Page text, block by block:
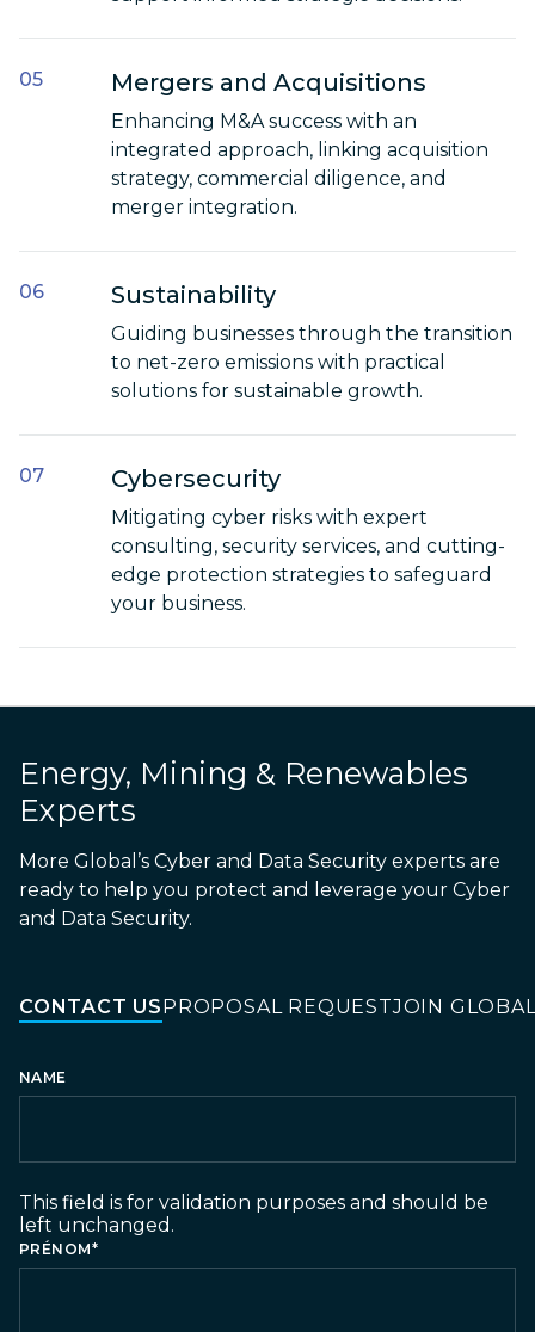
Mergers and Acquisitions
Enhancing M&A success with an
integrated approach, linking acquisition
strategy, commercial diligence, and
merger integration.
Sustainability
Guiding businesses through the transition
to net-zero emissions with practical
solutions for sustainable growth.
Cybersecurity
Mitigating cyber risks with expert
consulting, security services, and cutting-
edge protection strategies to safeguard
your business.
Energy, Mining & Renewables
Experts
More Global’s Cyber and Data Security experts are
ready to help you protect and leverage your Cyber
and Data Security.
CONTACT USPROPOSAL REQUESTJOIN
NAME
This field is for validation purposes and should be
left unchanged.
PRÉNOM*